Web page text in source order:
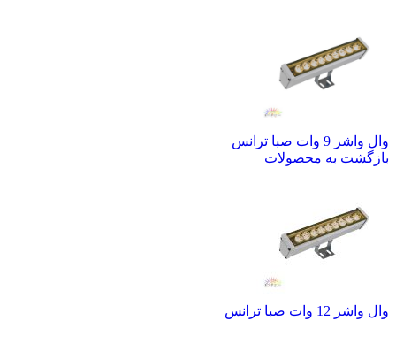
وال واشر 9 وات صبا ترانس
بازگشت به محصولات
وال واشر 12 وات صبا ترانس